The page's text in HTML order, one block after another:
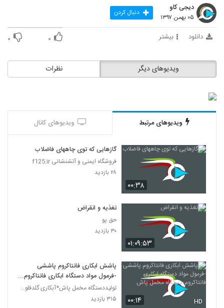
دیجی کاو
۰۵ بهمن ۱۳۹۷ دنبال کردن
دانلود بیشتر ۰ ۰
نظرات ویدیوهای دیگر
ویدیوهای مرتبط ویدیوهای کانال
۰۰:۳۸
گازهایی که توی چاههای فاضلاب
فروشگاه ایمنی و آتشنشانی f125.ir
۲۸ بازدید
۰۱:۰۹:۵۳
تغذیه و انقراض
حق پو
۳۰ بازدید
۰۰:۱۴ HD
پاشش ابکاری فانتاکروم پاششی
-فرمول مواد دستگاه ابکاری فانتاکروم-
دستگاه مخمل پاش
تولیددستگاه مخمل پاش*آبکاری گلدفلوک 09106565375
۳۱۵ بازدید